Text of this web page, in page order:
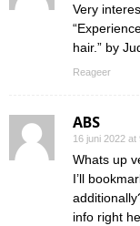
Very
hair.” by
Reageer
ABS
16 juni 2022 at
Whats up
I’ll
info right